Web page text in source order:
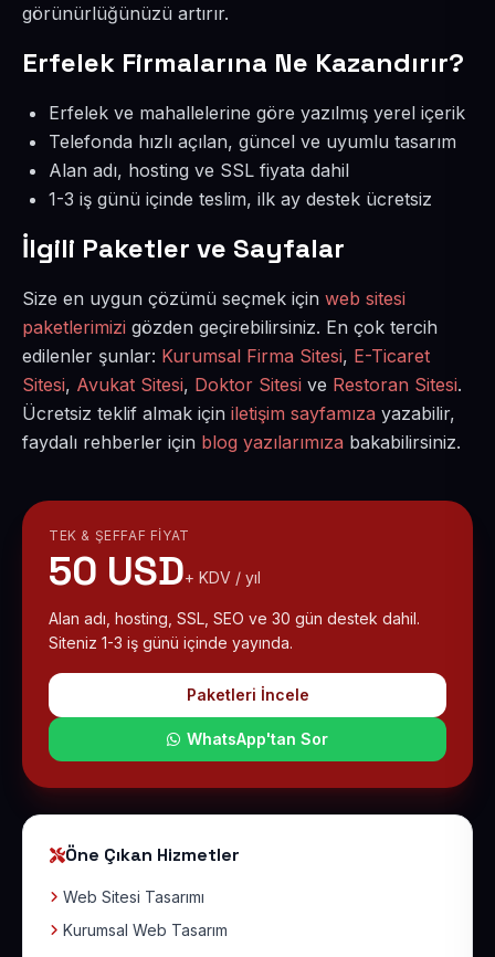
görünürlüğünüzü artırır.
Erfelek Firmalarına Ne Kazandırır?
Erfelek ve mahallelerine göre yazılmış yerel içerik
Telefonda hızlı açılan, güncel ve uyumlu tasarım
Alan adı, hosting ve SSL fiyata dahil
1-3 iş günü içinde teslim, ilk ay destek ücretsiz
İlgili Paketler ve Sayfalar
Size en uygun çözümü seçmek için web sitesi
paketlerimizi gözden geçirebilirsiniz. En çok tercih
edilenler şunlar: Kurumsal Firma Sitesi, E-Ticaret
Sitesi, Avukat Sitesi, Doktor Sitesi ve Restoran Sitesi.
Ücretsiz teklif almak için iletişim sayfamıza yazabilir,
faydalı rehberler için blog yazılarımıza bakabilirsiniz.
TEK & ŞEFFAF FIYAT
50 USD+ KDV / yıl
Alan adı, hosting, SSL, SEO ve 30 gün destek dahil.
Siteniz 1-3 iş günü içinde yayında.
Paketleri İncele
WhatsApp'tan Sor
Öne Çıkan Hizmetler
Web Sitesi Tasarımı
Kurumsal Web Tasarım